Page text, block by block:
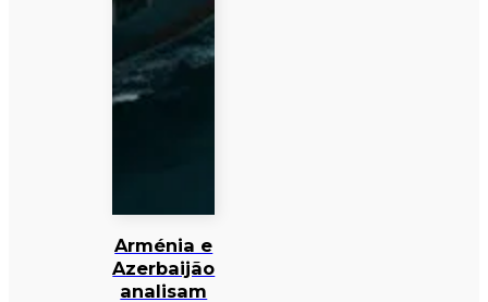
Arménia e
Azerbaijão
analisam